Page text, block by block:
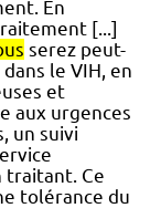
En
[...]
serez peut-
le VIH, en
et
aux urgences
un suivi
traitant. Ce
tolérance du